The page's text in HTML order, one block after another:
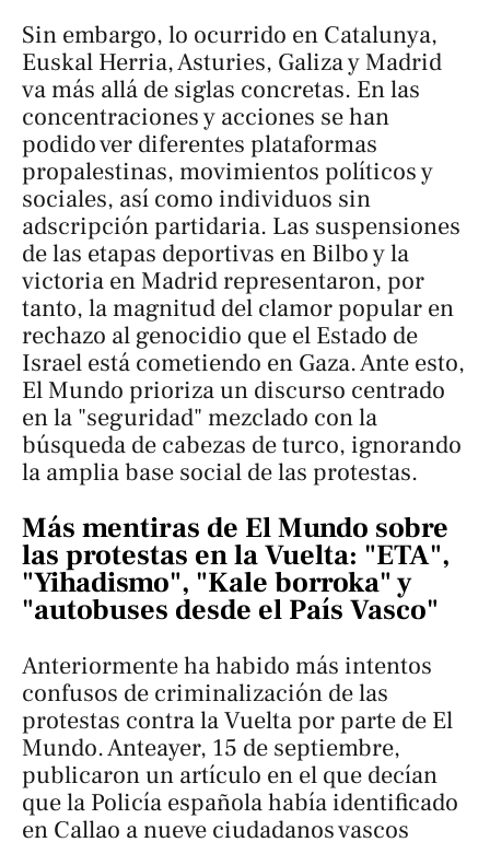
Sin embargo, lo ocurrido en Catalunya,
Euskal Herria, Asturies, Galiza y Madrid
va más allá de siglas concretas. En las
concentraciones y acciones se han
podido ver diferentes plataformas
propalestinas, movimientos políticos y
sociales, así como individuos sin
adscripción partidaria. Las suspensiones
de las etapas deportivas en Bilbo y la
victoria en Madrid representaron, por
tanto, la magnitud del clamor popular en
rechazo al genocidio que el Estado de
Israel está cometiendo en Gaza. Ante esto,
El Mundo prioriza un discurso centrado
en la "seguridad" mezclado con la
búsqueda de cabezas de turco, ignorando
la amplia base social de las protestas.
Más mentiras de El Mundo sobre
las protestas en la Vuelta: "ETA",
"Yihadismo", "Kale borroka" y
"autobuses desde el País Vasco"
Anteriormente ha habido más intentos
confusos de criminalización de las
protestas contra la Vuelta por parte de El
Mundo. Anteayer, 15 de septiembre,
publicaron un artículo en el que decían
que la Policía española había identificado
en Callao a nueve ciudadanos vascos